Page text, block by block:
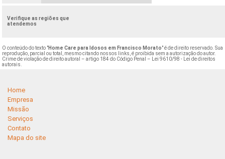
Verifique as regiões que
atendemos
O conteúdo do texto "Home Care para Idosos em Francisco Morato" é de direito reservado. Sua
reprodução, parcial ou total, mesmo citando nossos links, é proibida sem a autorização do autor.
Crime de violação de direito autoral – artigo 184 do Código Penal –
Lei 9610/98 - Lei de direitos
autorais
Home
Empresa
Missão
Serviços
Contato
Mapa do site